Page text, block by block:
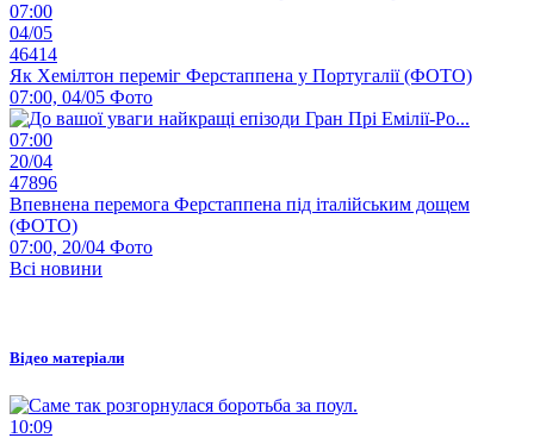
07:00
04/05
46414
Як Хемілтон переміг Ферстаппена у Португалії (ФОТО)
07:00, 04/05 Фото
07:00
20/04
47896
Впевнена перемога Ферстаппена під італійським дощем
(ФОТО)
07:00, 20/04 Фото
Всі новини
Відео матеріали
10:09